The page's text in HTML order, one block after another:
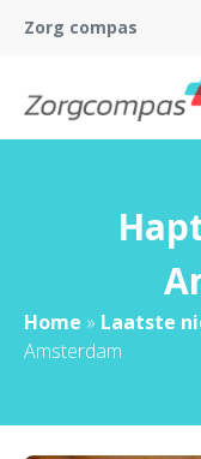
Zorg compas
Home » Laatste
Amsterdam